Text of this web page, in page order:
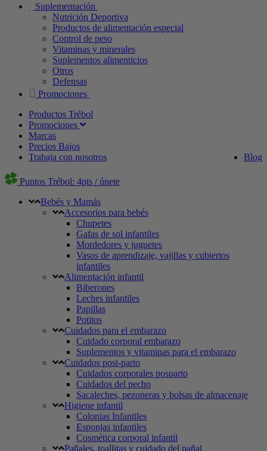
Suplementación
Nutrición Deportiva
Productos de alimentación especial
Control de peso
Vitaminas y minerales
Suplementos alimenticios
Otros
Defensas
Promociones
Productos Trébol
Promociones
Marcas
Precios Bajos
Blog
Trabaja con nosotros
Puntos Trébol: 4pts / únete
Bebés y Mamás
Accesorios para bebés
Chupetes
Gafas de sol infantiles
Mordedores y juguetes
Vasos de aprendizaje, vajillas y cubiertos
infantiles
Alimentación infantil
Biberones
Leches infantiles
Papillas
Potitos
Cuidados para el embarazo
Cuidado corporal embarazo
Suplementos y vitaminas para el embarazo
Cuidados post-parto
Cuidados corporales posparto
Cuidados del pecho
Sacaleches, pezoneras y bolsas de almacenaje
Higiene infantil
Colonias Infantiles
Esponjas infantiles
Cosmética corporal infantil
Pañales, toallitas y cuidado del pañal